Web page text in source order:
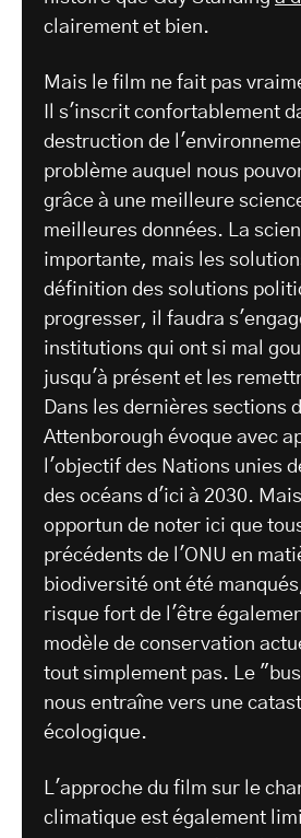
clairement et bien.
Mais le film ne fait pas
Il s'inscrit confortablement
destruction de
problème auquel nous
grâce à une meilleure
meilleures données. La
importante, mais les
définition des solutions
progresser, il faudra
institutions qui ont si mal
jusqu'à présent et les
Dans les dernières sections
Attenborough évoque avec
l'objectif des Nations unies
des océans d'ici à 2030.
opportun de noter ici que
précédents de l'ONU en
biodiversité ont été
risque fort de l'être
modèle de conservation
tout simplement pas. Le
nous entraîne vers une
écologique.
L'approche du film sur le
climatique est également